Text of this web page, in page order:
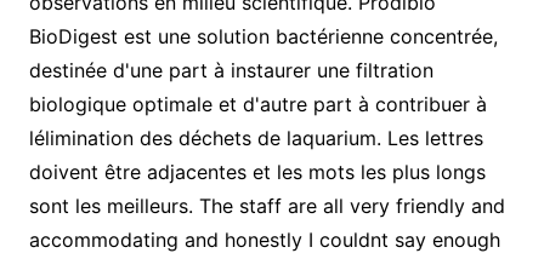
BioDigest est une solution bactérienne concentrée,
destinée d'une part à instaurer une filtration
biologique optimale et d'autre part à contribuer à
lélimination des déchets de laquarium. Les lettres
doivent être adjacentes et les mots les plus longs
sont les meilleurs. The staff are all very friendly and
accommodating and honestly I couldnt say enough